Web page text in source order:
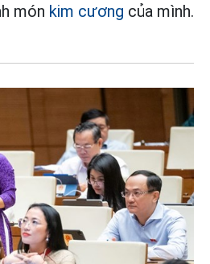
món kim cương của mình.